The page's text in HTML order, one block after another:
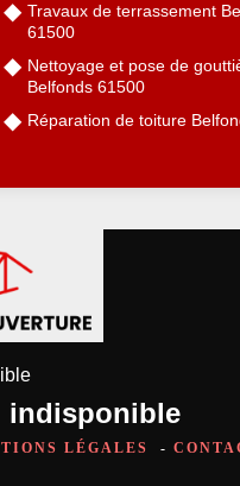
Travaux de terrassement
61500
Nettoyage et pose de
Belfonds 61500
Réparation de toiture
indisponible
LÉGALES -